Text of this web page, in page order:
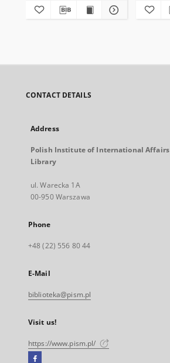
CONTACT DETAILS
Address
Polish Institute of International Affairs
Library
ul. Warecka 1A
00-950 Warszawa
Phone
+48 (22) 556 80 44
E-Mail
biblioteka@pism.pl
Visit us!
https://www.pism.pl/
Facebook